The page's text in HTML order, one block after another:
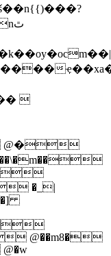

�_|
@��m8�